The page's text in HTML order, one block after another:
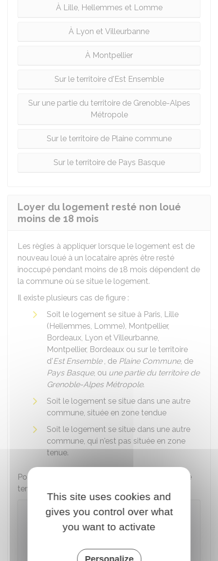
À Lille, Hellemmes et Lomme
À Lyon et Villeurbanne
À Montpellier
Sur le territoire d'Est Ensemble
Sur une partie du territoire de Grenoble-Alpes
Métropole
Sur le territoire de Plaine commune
Sur le territoire de Pays Basque
Loyer du logement resté non loué
moins de 18 mois
Les règles à appliquer lorsque le logement est de
nouveau loué à un locataire après être resté
inoccupé pendant moins de 18 mois dépendent de
la commune où se situe le logement.
Il existe plusieurs cas de figure :
Soit le logement se situe à Paris, Lille
(Hellemmes, Lomme), Montpellier,
Bordeaux, Lyon et Villeurbanne,
Montpellier, Bordeaux ou sur le territoire
d'Est Ensemble, de Plaine Commune, de
Pays Basque, ou une partie du territoire de
Grenoble-Alpes Métropole.
Soit le logement se situe dans une autre
commune, située en zone tendue
Soit le logement se situe dans une autre
commune, qui n'est pas située en zone
tenue.
Pour savoir si votre commune est située en zone
tendue, vous pouvez utiliser ce simulateur :
Savoir si un logement est situé en
zone tendue (préavis du locataire et
encadrement des loyers)
Accéder au Simulateur
This site uses cookies and
gives you control over what
you want to activate
Personalize